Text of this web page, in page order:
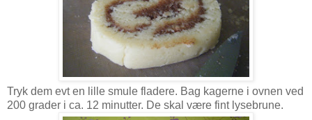
Tryk dem evt en lille smule fladere. Bag kagerne i ovnen ved
200 grader i ca. 12 minutter. De skal være fint lysebrune.